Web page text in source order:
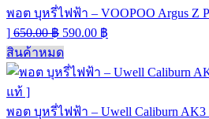
พอต บุหรี่ไฟฟ้า – VOOPOO Argus Z
] 650.00฿ 590.00 ฿
สินค้าหมด
พอต บุหรี่ไฟฟ้า – Uwell Caliburn AK3